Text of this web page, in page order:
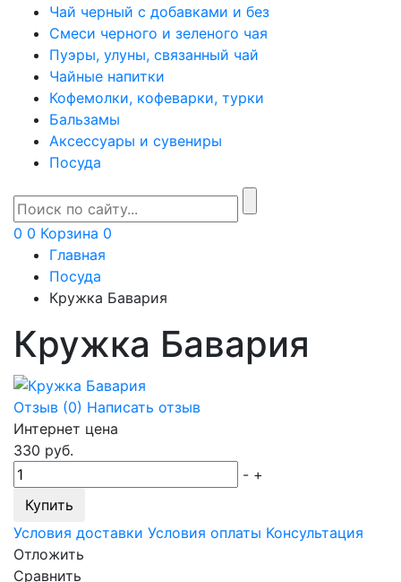
Чай черный с добавками и без
Смеси черного и зеленого чая
Пуэры, улуны, связанный чай
Чайные напитки
Кофемолки, кофеварки, турки
Бальзамы
Аксессуары и сувениры
Посуда
0 0 Корзина 0
Главная
Посуда
Кружка Бавария
Кружка Бавария
Отзыв (0) Написать отзыв
Интернет цена
330 руб.
- +
Купить
Условия доставки Условия оплаты Консультация
Отложить
Сравнить